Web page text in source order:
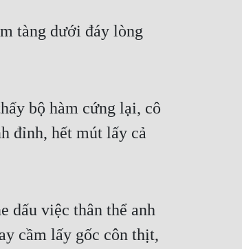
tàng dưới đáy lòng
bộ hàm cứng lại, cô
đỉnh, hết mút lấy cả
dấu việc thân thể anh
cầm lấy gốc côn thịt,